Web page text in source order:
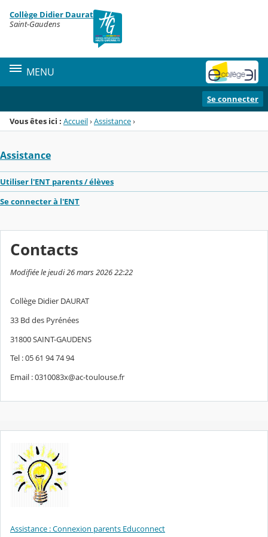
Menu de la rubrique
Contenu
Collège Didier Daurat
Saint-Gaudens
MENU
Se connecter
Vous êtes ici : Accueil›Assistance›
Assistance
Utiliser l'ENT parents / élèves
Se connecter à l'ENT
Contacts
Modifiée le jeudi 26 mars 2026 22:22
Collège Didier DAURAT
33 Bd des Pyrénées
31800 SAINT-GAUDENS
Tel : 05 61 94 74 94
Email : 0310083x@ac-toulouse.fr
Assistance : Connexion parents Educonnect